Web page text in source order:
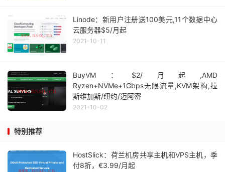
Linode：新用户注册送100美元,11个数据中心
云服务器$5/月起
2021-10-11
BuyVM：$2/月起,AMD
Ryzen+NVMe+1Gbps无限流量,KVM架构,拉
斯维加斯/纽约/迈阿密
2021-10-02
特别推荐
HostSlick：荷兰机房共享主机和VPS主机，季
付8折，€3.99/月起